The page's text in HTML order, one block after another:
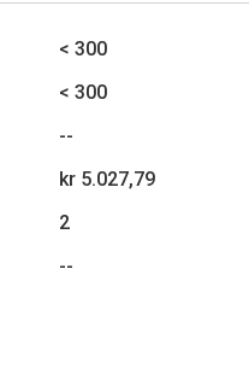
< 300
< 300
--
kr 5.027,79
2
--